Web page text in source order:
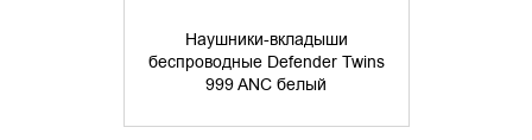
Наушники-вкладыши
беспроводные Defender Twins
999 ANC белый